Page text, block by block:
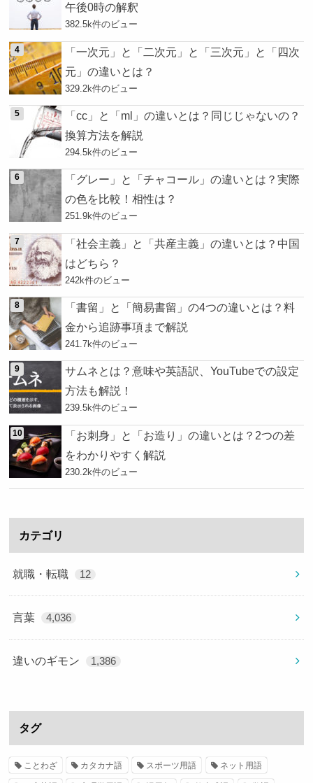
午後0時の解釈
382.5k件のビュー
「一次元」と「二次元」と「三次元」と「四次
元」の違いとは？
329.2k件のビュー
「cc」と「ml」の違いとは？同じじゃないの？
換算方法を解説
294.5k件のビュー
「グレー」と「チャコール」の違いとは？実際
の色を比較！相性は？
251.9k件のビュー
「社会主義」と「共産主義」の違いとは？中国
はどちら？
242k件のビュー
「書留」と「簡易書留」の4つの違いとは？料
金から追跡事項まで解説
241.7k件のビュー
サムネとは？意味や英語訳、YouTubeでの設定
方法も解説！
239.5k件のビュー
「お刺身」と「お造り」の違いとは？2つの差
をわかりやすく解説
230.2k件のビュー
カテゴリ
就職・転職 12
言葉 4,036
違いのギモン 1,386
タグ
ことわざ カタカナ語 スポーツ用語 ネット用語